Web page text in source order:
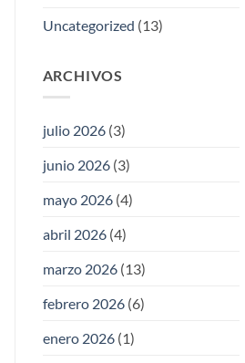
Uncategorized (13)
ARCHIVOS
julio 2026(3)
junio 2026(3)
mayo 2026(4)
abril 2026(4)
marzo 2026(13)
febrero 2026(6)
enero 2026(1)